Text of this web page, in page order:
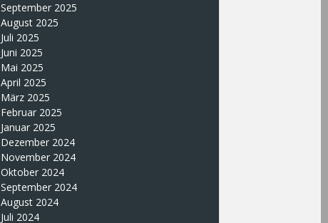
September 2025
August 2025
Juli 2025
Juni 2025
Mai 2025
April 2025
März 2025
Februar 2025
Januar 2025
Dezember 2024
November 2024
Oktober 2024
September 2024
August 2024
Juli 2024